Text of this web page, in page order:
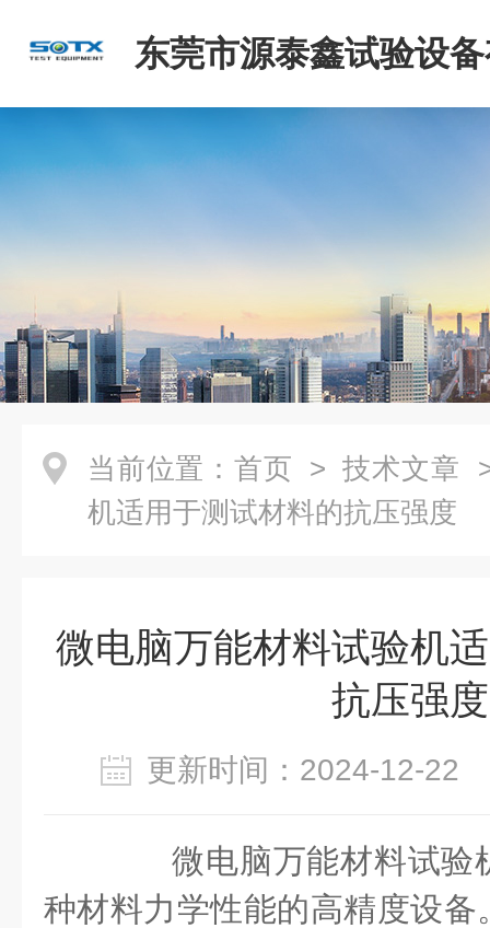
东莞市源泰鑫试验设
司
当前位置： 首页 > 技术文章
机适用于测试材料的抗压强度
微电脑万能材料试验机
抗压强度
更新时间：2024-12-
微电脑万能材料试验
种材料力学性能的高精度设